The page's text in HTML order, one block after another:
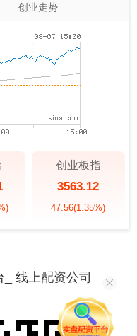
创业走势
创业板指
3563.12
47.56(1.35%)
线上配资公司